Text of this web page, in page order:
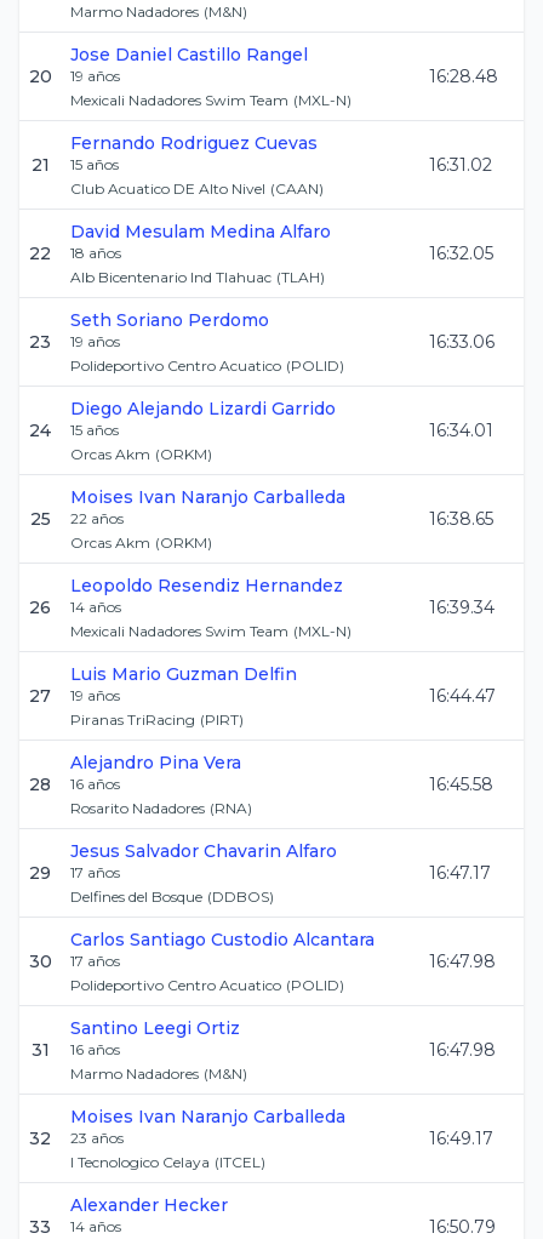
Marmo Nadadores (M&N)
20
Jose Daniel Castillo Rangel
19 años
Mexicali Nadadores Swim Team (MXL-N)
16:28.48
21
Fernando Rodriguez Cuevas
15 años
Club Acuatico DE Alto Nivel (CAAN)
16:31.02
22
David Mesulam Medina Alfaro
18 años
Alb Bicentenario Ind Tlahuac (TLAH)
16:32.05
23
Seth Soriano Perdomo
19 años
Polideportivo Centro Acuatico (POLID)
16:33.06
24
Diego Alejando Lizardi Garrido
15 años
Orcas Akm (ORKM)
16:34.01
25
Moises Ivan Naranjo Carballeda
22 años
Orcas Akm (ORKM)
16:38.65
26
Leopoldo Resendiz Hernandez
14 años
Mexicali Nadadores Swim Team (MXL-N)
16:39.34
27
Luis Mario Guzman Delfin
19 años
Piranas TriRacing (PIRT)
16:44.47
28
Alejandro Pina Vera
16 años
Rosarito Nadadores (RNA)
16:45.58
29
Jesus Salvador Chavarin Alfaro
17 años
Delfines del Bosque (DDBOS)
16:47.17
30
Carlos Santiago Custodio Alcantara
17 años
Polideportivo Centro Acuatico (POLID)
16:47.98
31
Santino Leegi Ortiz
16 años
Marmo Nadadores (M&N)
16:47.98
32
Moises Ivan Naranjo Carballeda
23 años
I Tecnologico Celaya (ITCEL)
16:49.17
33
Alexander Hecker
14 años
16:50.79